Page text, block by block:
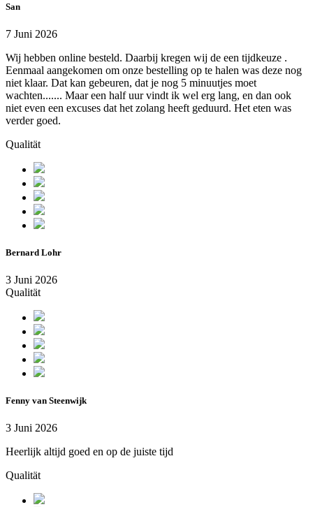
San
7 Juni 2026
Wij hebben online besteld. Daarbij kregen wij de een tijdkeuze .
Eenmaal aangekomen om onze bestelling op te halen was deze nog
niet klaar. Dat kan gebeuren, dat je nog 5 minuutjes moet
wachten....... Maar een half uur vindt ik wel erg lang, en dan ook
niet even een excuses dat het zolang heeft geduurd. Het eten was
verder goed.
Qualität
Bernard Lohr
3 Juni 2026
Qualität
Fenny van Steenwijk
3 Juni 2026
Heerlijk altijd goed en op de juiste tijd
Qualität